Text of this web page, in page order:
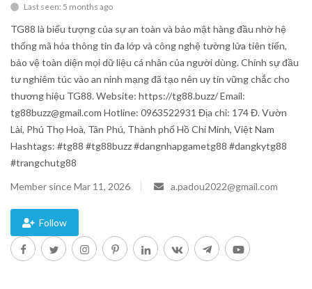
Gallery
Blog
Trending
Fashion
Sitemap
Business
Last seen: 5 months ago
TG88 là biểu tượng của sự an toàn và bảo mật hàng đầu nhờ hệ
thống mã hóa thông tin đa lớp và công nghệ tường lửa tiên tiến,
bảo vệ toàn diện mọi dữ liệu cá nhân của người dùng. Chính sự đầu
tư nghiêm túc vào an ninh mạng đã tạo nên uy tín vững chắc cho
thương hiệu TG88. Website: https://tg88.buzz/ Email:
tg88buzz@gmail.com Hotline: 0963522931 Địa chỉ: 174 Đ. Vườn
Lài, Phú Thọ Hoà, Tân Phú, Thành phố Hồ Chí Minh, Việt Nam
Hashtags: #tg88 #tg88buzz #dangnhapgametg88 #dangkytg88
#trangchutg88
Member since Mar 11, 2026
a.padou2022@gmail.com
Follow